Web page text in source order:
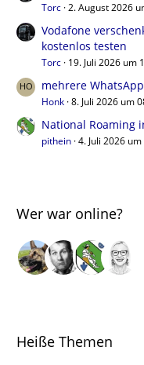
Torc 2. August 2026
Vodafone
kostenlos testen
Torc 19. Juli 2026 um
mehrere
Honk 8. Juli 2026 um
National Roaming
pithein 4. Juli 2026 um
Wer war online?
Heiße Themen